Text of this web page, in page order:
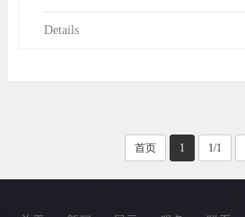
Details
首页 1 1/1